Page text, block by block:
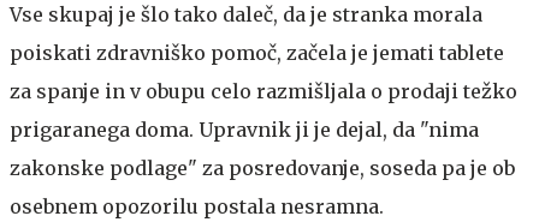
Vse skupaj je šlo tako daleč, da je stranka morala
poiskati zdravniško pomoč, začela je jemati tablete
za spanje in v obupu celo razmišljala o prodaji težko
prigaranega doma. Upravnik ji je dejal, da "nima
zakonske podlage" za posredovanje, soseda pa je ob
osebnem opozorilu postala nesramna.